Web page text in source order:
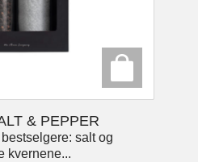
& PEPPER
salt og
kvernene...